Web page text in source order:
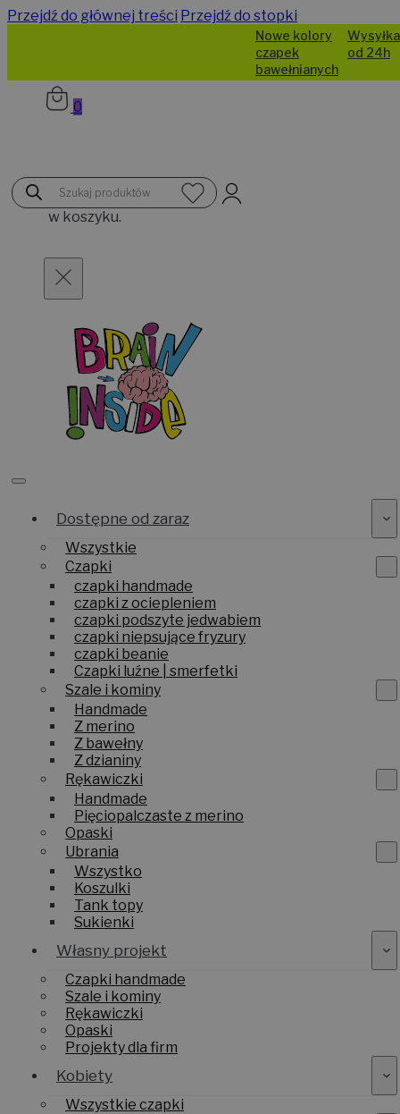
Przejdź do głównej treści Przejdź do stopki
Nowe kolory
czapek
bawełnianych
Wysyłka
od 24h
Wyszukiwarka
produktów
0
Brak
produktów
w koszyku.
Dostępne od zaraz
Wszystkie
Czapki
czapki handmade
czapki z ociepleniem
czapki podszyte jedwabiem
czapki niepsujące fryzury
czapki beanie
Czapki luźne | smerfetki
Szale i kominy
Handmade
Z merino
Z bawełny
Z dzianiny
Rękawiczki
Handmade
Pięciopalczaste z merino
Opaski
Ubrania
Wszystko
Koszulki
Tank topy
Sukienki
Własny projekt
Czapki handmade
Szale i kominy
Rękawiczki
Opaski
Projekty dla firm
Kobiety
Wszystkie czapki